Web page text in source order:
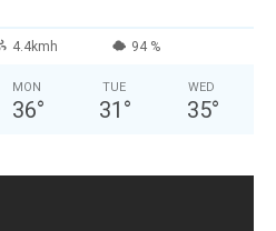
4.4kmh 94 %
MON
36°
TUE
31 °
WED
35°